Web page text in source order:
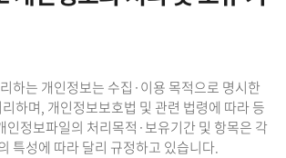
하는 개인정보는 수집·이용 목적으로 명시한
하며, 개인정보보호법 및 관련 법령에 따라 등
인정보파일의 처리목적·보유기간 및 항목은 각
특성에 따라 달리 규정하고 있습니다.